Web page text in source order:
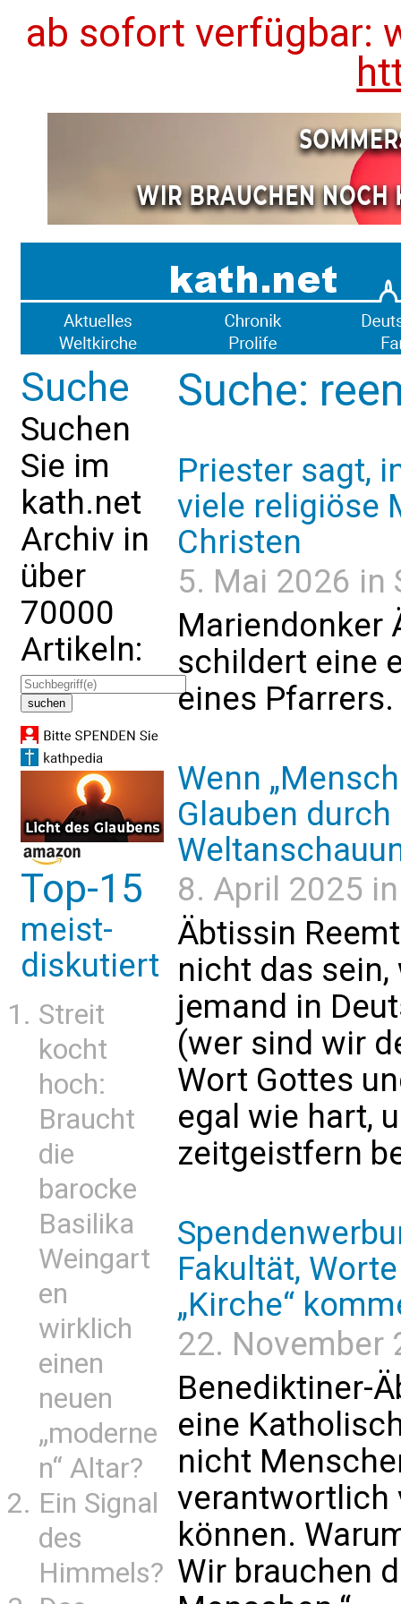
ab sofort verfügbar:
Suche
Suchen
Sie im
kath.net
Archiv in
über
70000
Artikeln:
Top-15
meist-
diskutiert
Streit
kocht
hoch:
Braucht
die
barocke
Basilika
Weingart
en
wirklich
einen
neuen
„moderne
n“ Altar?
Ein Signal
des
Himmels?
Suche:
Priester sagt,
viele religiöse
Christen
5. Mai 2026 in
Mariendonker
schildert eine
eines Pfarrers.
Wenn
Glauben
8. April 2025
Äbtissin
nicht das
jemand in
(wer sind wir
Wort Gottes
egal wie hart,
zeitgeistfern
Fakultät,
„Kirche“
22. November
Benediktiner-
eine
nicht
verantwortlich
können.
Wir brauchen